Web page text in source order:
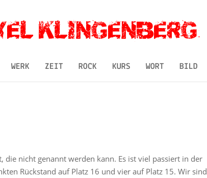
WERK ZEIT ROCK KURS WORT BILD
die nicht genannt werden kann. Es ist viel passiert in der
Rückstand auf Platz 16 und vier auf Platz 15. Wir sind